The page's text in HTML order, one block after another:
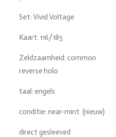
Set: Vivid Voltage
Kaart: 116/185
Zeldzaamheid: common
reverse holo
taal: engels
conditie: near-mint (nieuw)
direct gesleeved